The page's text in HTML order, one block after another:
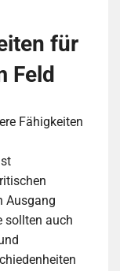
für
Feld
Fähigkeiten
Ausgang
sollten auch